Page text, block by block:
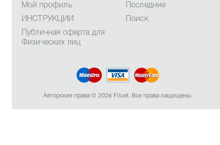
Мой профиль
ИНСТРУКЦИИ
Публичная оферта для
Физических лиц
Последние
Поиск
Авторские права © 2026 Filuet. Все права защищены.